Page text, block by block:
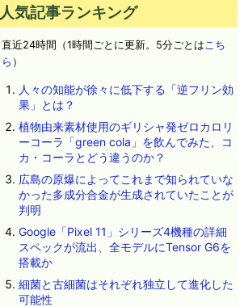
人気記事ランキング
直近24時間（1時間ごとに更新。5分ごとはこち
ら ）
人々の知能が徐々に低下する「逆フリン効
果」とは？
植物由来素材使用のギリシャ発ゼロカロリ
ーコーラ「green cola」を飲んでみた、コ
カ・コーラとどう違うのか？
広島の原爆によってこれまで知られていな
かった多成分合金が生成されていたことが
判明
Google「Pixel 11」シリーズ4機種の詳細
スペックが流出、全モデルにTensor G6を
搭載か
細菌と古細菌はそれぞれ独立して進化した
可能性